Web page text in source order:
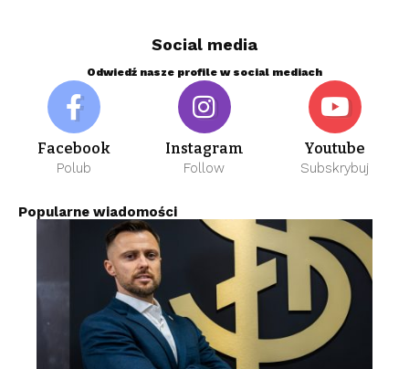
Social media
Odwiedź nasze profile w social mediach
Facebook
Polub
Instagram
Follow
Youtube
Subskrybuj
Popularne wiadomości